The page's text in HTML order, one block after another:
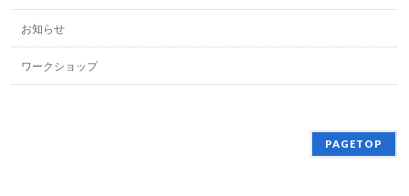
お知らせ
ワークショップ
PAGETOP